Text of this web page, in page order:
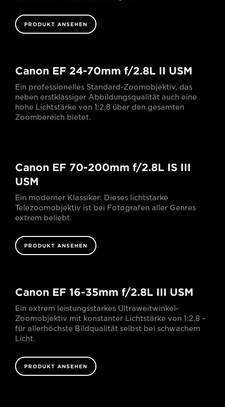
PRODUKT ANSEHEN
Canon EF 24-70mm f/2.8L II USM
Ein professionelles Standard-Zoomobjektiv, das
neben erstklassiger Abbildungsqualität auch eine
hohe Lichtstärke von 1:2,8 über den gesamten
Zoombereich bietet.
Canon EF 70-200mm f/2.8L IS III
USM
Ein moderner Klassiker: Dieses lichtstarke
Telezoomobjektiv ist bei Fotografen aller Genres
extrem beliebt.
PRODUKT ANSEHEN
Canon EF 16-35mm f/2.8L III USM
Ein extrem leistungsstarkes Ultraweitwinkel-
Zoomobjektiv mit konstanter Lichtstärke von 1:2,8 –
für allerhöchste Bildqualität selbst bei schwachem
Licht.
PRODUKT ANSEHEN